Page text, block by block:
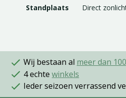
Standplaats Direct
Wij bestaan al meer dan
4 echte winkels
Ieder seizoen verrassend